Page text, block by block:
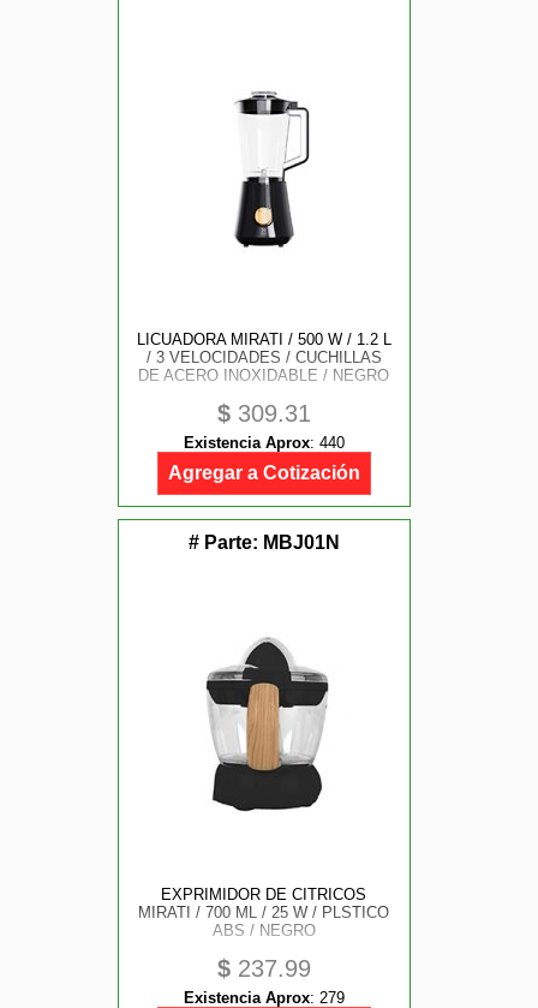
LICUADORA MIRATI / 500 W / 1.2 L
/ 3 VELOCIDADES / CUCHILLAS
DE ACERO INOXIDABLE / NEGRO
$ 309.31
Existencia Aprox: 440
Agregar a Cotización
# Parte: MBJ01N
EXPRIMIDOR DE CITRICOS
MIRATI / 700 ML / 25 W / PLSTICO
ABS / NEGRO
$ 237.99
Existencia Aprox: 279